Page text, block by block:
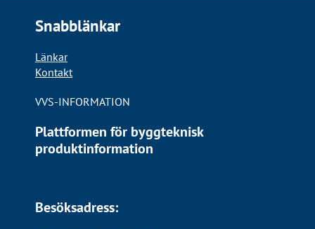
Snabblänkar
Länkar
Kontakt
VVS-INFORMATION
Plattformen för byggteknisk
produktinformation
Besöksadress: